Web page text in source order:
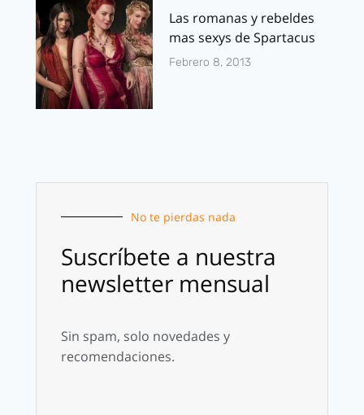
Las romanas y rebeldes
mas sexys de Spartacus
Febrero 8, 2013
No te pierdas nada
Suscríbete a nuestra
newsletter mensual
Sin spam, solo novedades y
recomendaciones.